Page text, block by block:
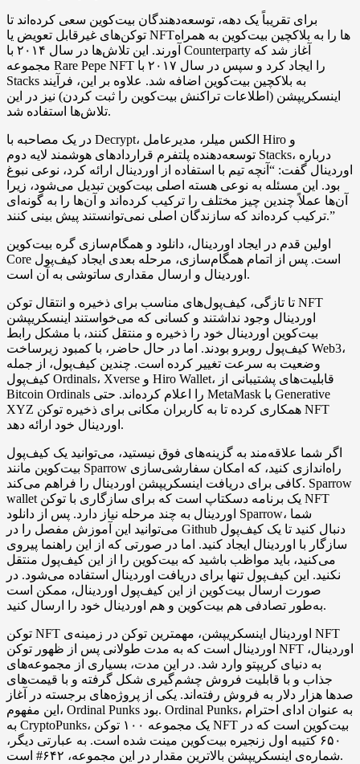
برای تقریباً یک دهه، توسعه‌دهندگان بیت‌کوین سعی کرده‌اند تا
توکن‌های غیرقابل تعویض یا NFTها را به بلاکچین بیت‌کوین به همراه
آورند. این تلاش‌ها در سال ۲۰۱۴ با Counterparty آغاز شد که
مجموعه Rare Pepe NFT را ایجاد کرد و سپس در سال ۲۰۱۷ با
Stacks به بلاکچین بیت‌کوین اضافه شد. علاوه بر این، فرآیند
اینسکریپشن (اطلاعات تراکنش بیت‌کوین را ثبت کردن) نیز در این
تلاش‌ها استفاده شد.
در یک مصاحبه با Decrypt، الکس میلر، مدیرعامل Hiro و
توسعه‌دهنده پلتفرم قراردادهای هوشمند لایه دوم Stacks، درباره
اوردینال گفت: “آنچه تیم با استفاده از اوردینال ارائه کرد، نوعی نبوغ
بود. این مسئله به نوعی هسته اصلی بیت‌کوین تبدیل می‌شود، زیرا
آن‌ها عملاً چندین چیز مختلف را ترکیب کرده‌اند و آن‌ها را به گونه‌ای
ترکیب کرده‌اند که سازندگان اصلی نمی‌توانستند پیش بینی کنند.”
اولین قدم در ایجاد اوردینال، دانلود و همگام‌سازی گره بیت‌کوین
Core است. پس از اتمام همگام‌سازی، مرحله بعدی ایجاد کیف‌پول
اوردینال و ارسال مقداری ساتوشی به آن است.
تا تازگی، کیف‌پول‌های مناسب برای ذخیره و انتقال توکن NFT
اوردینال وجود نداشتند و کسانی که می‌خواستند اینسکریپشن
بیت‌کوین اوردینال خود را ذخیره و منتقل کنند، با مشکل رابط
کیف‌پول روبرو بودند. اما در حال حاضر، با کمبود زیرساخت Web3،
وضعیت به سرعت تغییر کرده است. چندین کیف‌پول، از جمله
کیف‌پول Ordinals، Xverse و Hiro Wallet، قابلیت‌های پشتیبانی از
Bitcoin Ordinals را اعلام کرده‌اند. حتی MetaMask با Generative
XYZ همکاری کرده تا به کاربران مکانی برای ذخیره توکن NFT
اوردینال خود ارائه دهد.
اگر شما علاقه‌مند به گزینه‌های فوق نیستید، می‌توانید یک کیف‌پول
بیت‌کوین مانند Sparrow راه‌اندازی کنید، که امکان سفارشی‌سازی
کافی برای دریافت اینسکریپشن اوردینال را فراهم می‌کند. Sparrow
wallet یک برنامه دسکتاپ است که برای سازگاری با توکن NFT
اوردینال به چند مرحله نیاز دارد. پس از دانلود Sparrow، شما
می‌توانید این آموزش مفصل را در Github دنبال کنید تا یک کیف‌پول
سازگار با اوردینال ایجاد کنید. اما در صورتی که از این راهنما پیروی
می‌کنید، باید مواظب باشید که بیت‌کوین را از این کیف‌پول منتقل
نکنید. این کیف‌پول تنها برای دریافت اوردینال استفاده می‌شود. در
صورت ارسال بیت‌کوین از این کیف‌پول اوردینال، ممکن است
به‌طور تصادفی هم بیت‌کوین و هم اوردینال خود را ارسال کنید.
توکن NFT اوردینال اینسکریپشن، مهمترین توکن در زمینه‌ی NFT
اوردینال است که به مدت طولانی پس از ظهور توکن NFT اوردینال،
به دنیای کریپتو وارد شد. در این مدت، بسیاری از مجموعه‌های
جذاب و با قابلیت فروش چشم‌گیری شکل گرفته و با قیمت‌های
صدها هزار دلار به فروش رفته‌اند. یکی از پروژه‌های برجسته در آغاز
این مفهوم، Ordinal Punks بود. Ordinal Punks، به عنوان ادای احترام
به CryptoPunks، یک مجموعه ۱۰۰ توکن NFT بیت‌کوین است که در
۶۵۰ کتیبه اول زنجیره بیت‌کوین مینت شده است. به عبارتی دیگر،
شماره‌ی اینسکریپشن بالاترین مقدار در این مجموعه، ۶۴۲# است.